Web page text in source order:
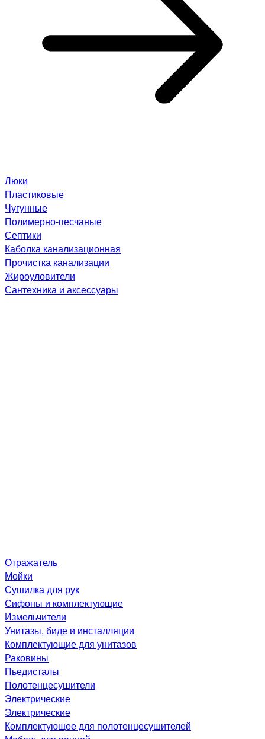
Люки
Пластиковые
Чугунные
Полимерно-песчаные
Септики
Каболка канализационная
Прочистка канализации
Жироуловители
Сантехника и аксессуары
Отражатель
Мойки
Сушилка для рук
Сифоны и комплектующие
Измельчители
Унитазы, биде и инсталляции
Комплектующие для унитазов
Раковины
Пьедисталы
Полотенцесушители
Электрические
Электрические
Комплектующее для полотенцесушителей